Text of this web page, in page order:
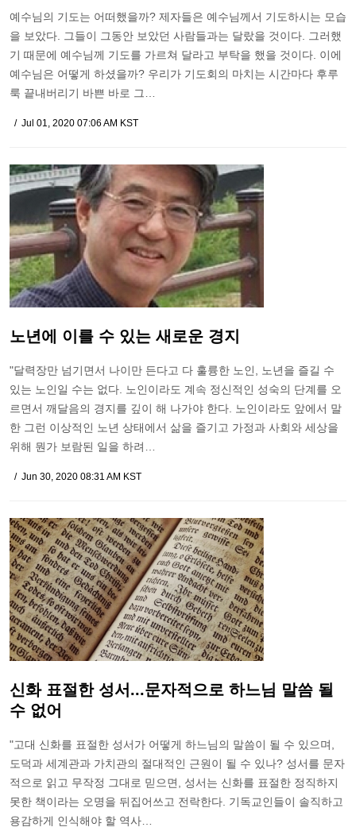
예수님의 기도는 어떠했을까? 제자들은 예수님께서 기도하시는 모습
을 보았다. 그들이 그동안 보았던 사람들과는 달랐을 것이다. 그러했
기 때문에 예수님께 기도를 가르쳐 달라고 부탁을 했을 것이다. 이에
예수님은 어떻게 하셨을까? 우리가 기도회의 마치는 시간마다 후루
룩 끝내버리기 바쁜 바로 그…
Jul 01, 2020 07:06 AM KST
노년에 이를 수 있는 새로운 경지
"달력장만 넘기면서 나이만 든다고 다 훌륭한 노인, 노년을 즐길 수
있는 노인일 수는 없다. 노인이라도 계속 정신적인 성숙의 단계를 오
르면서 깨달음의 경지를 깊이 해 나가야 한다. 노인이라도 앞에서 말
한 그런 이상적인 노년 상태에서 삶을 즐기고 가정과 사회와 세상을
위해 뭔가 보람된 일을 하려…
Jun 30, 2020 08:31 AM KST
신화 표절한 성서...문자적으로 하느님 말씀 될
수 없어
"고대 신화를 표절한 성서가 어떻게 하느님의 말씀이 될 수 있으며,
도덕과 세계관과 가치관의 절대적인 근원이 될 수 있나? 성서를 문자
적으로 읽고 무작정 그대로 믿으면, 성서는 신화를 표절한 정직하지
못한 책이라는 오명을 뒤집어쓰고 전락한다. 기독교인들이 솔직하고
용감하게 인식해야 할 역사…